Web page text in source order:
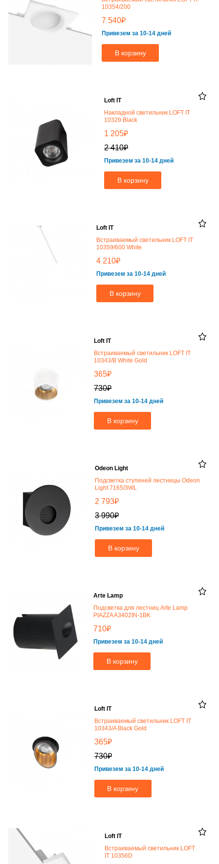
10354/200
7 540₽
Привезем за 10-14 дней
В корзину
Loft IT
Накладной светильник LOFT IT
10329 Black
1 205₽
2 410₽
Привезем за 10-14 дней
В корзину
Loft IT
Встраиваемый светильник LOFT IT
10359/600 White
4 210₽
Привезем за 10-14 дней
В корзину
Loft IT
Встраиваемый светильник LOFT IT
10343/B White Gold
365₽
730₽
Привезем за 10-14 дней
В корзину
Odeon Light
Подсветка ступеней лестницы Odeon
Light 7165/3WL
2 793₽
3 990₽
Привезем за 10-14 дней
В корзину
Arte Lamp
Подсветка для лестниц Arte Lamp
PIAZZA A3402IN-1BK
710₽
Привезем за 10-14 дней
В корзину
Loft IT
Встраиваемый светильник LOFT IT
10343/A Black Gold
365₽
730₽
Привезем за 10-14 дней
В корзину
Loft IT
Встраиваемый светильник LOFT
IT 10356D